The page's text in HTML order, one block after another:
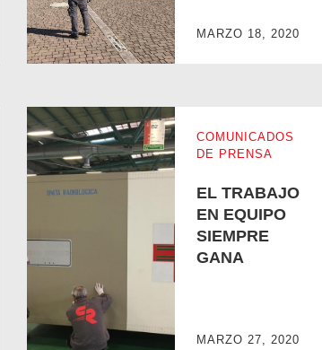
EAST ENERGY 2020
Configuración de un hospital de campo en
MARZO 18, 2020
COVID-19
EL TRABAJO EN EQUIPO SIEMPRE GANA
COMUNICADOS
DE PRENSA
EL TRABAJO
EN EQUIPO
SIEMPRE
GANA
MARZO 27, 2020